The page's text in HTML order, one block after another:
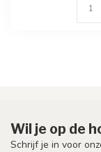
Wil je op de
Schrijf je in voor